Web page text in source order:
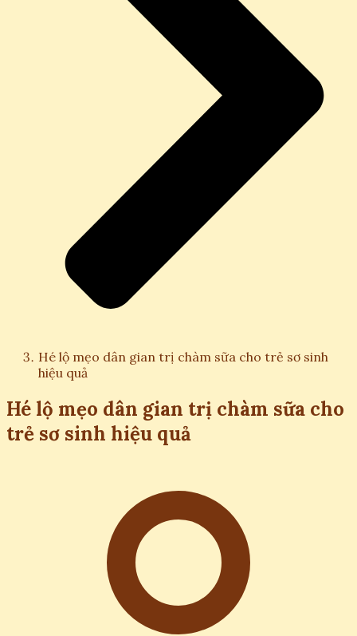
Hé lộ mẹo dân gian trị chàm sữa cho trẻ sơ sinh
hiệu quả
Hé lộ mẹo dân gian trị chàm sữa cho
trẻ sơ sinh hiệu quả